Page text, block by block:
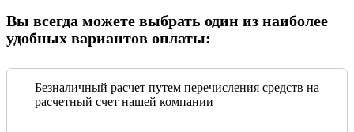
Вы всегда можете выбрать один из наиболее
удобных вариантов оплаты:
Безналичный расчет путем перечисления средств на
расчетный счет нашей компании